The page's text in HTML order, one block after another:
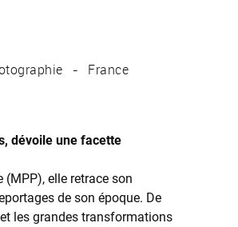
France
dévoile une facette
elle retrace son
de son époque. De
les grandes transformations